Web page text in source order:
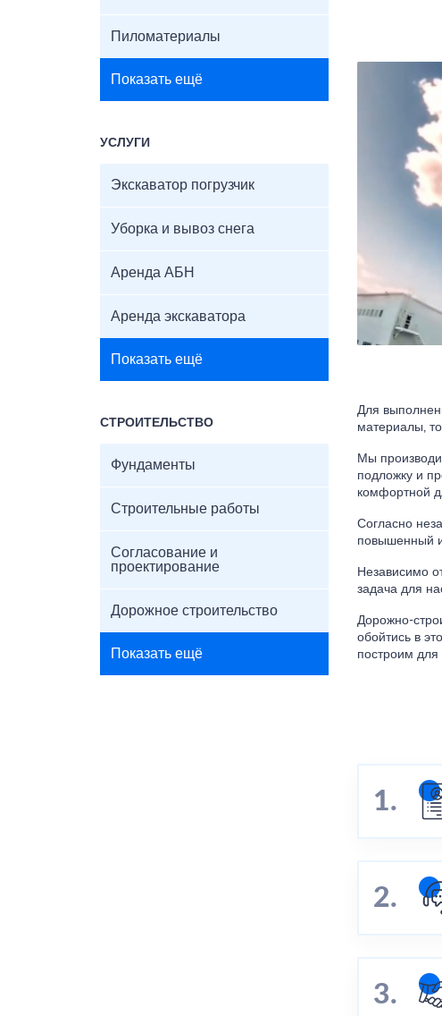
Пиломатериалы
Показать ещё
УСЛУГИ
Экскаватор погрузчик
Уборка и вывоз снега
Аренда АБН
Аренда экскаватора
Показать ещё
СТРОИТЕЛЬСТВО
Фундаменты
Строительные работы
Согласование и
проектирование
Дорожное строительство
Показать ещё
Для
материалы,
Мы
подложку и
комфортной
Согласно
повышенный
Независимо
задача для
Дорожно-
обойтись в
построим для